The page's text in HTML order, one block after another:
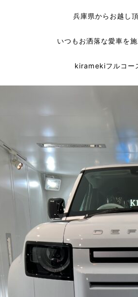
兵庫県からお越し
いつもお洒落な愛車を
kiramekiフルコー